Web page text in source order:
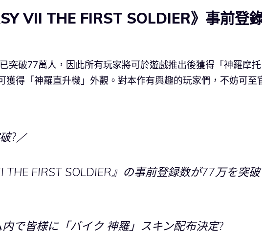
VII THE FIRST SOLDIER》事前登
突破77萬人，因此所有玩家將可於遊戲推出後獲得「神羅摩托
獲得「神羅直升機」外觀。對本作有興趣的玩家們，不妨可至
?／
THE FIRST SOLDIER』の事前登録数が77万を突破
で皆様に「バイク 神羅」スキン配布決定?